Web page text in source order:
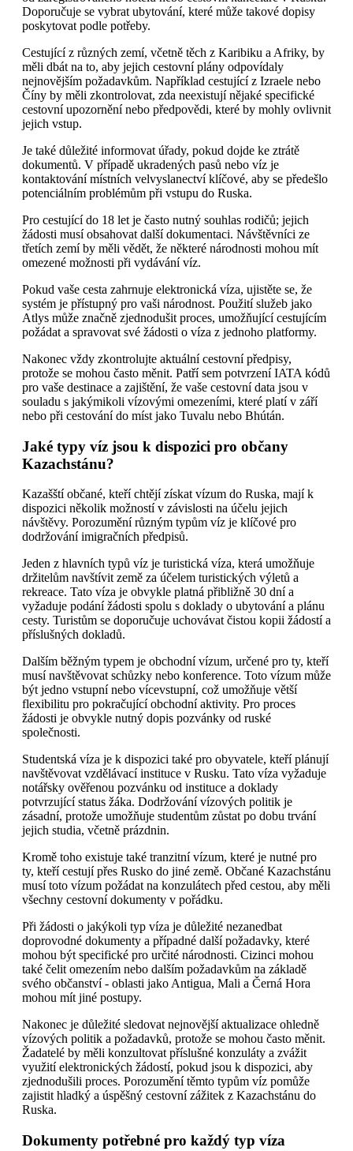
Doporučuje se vybrat ubytování, které může takové dopisy
poskytovat podle potřeby.
Cestující z různých zemí, včetně těch z Karibiku a Afriky, by
měli dbát na to, aby jejich cestovní plány odpovídaly
nejnovějším požadavkům. Například cestující z Izraele nebo
Číny by měli zkontrolovat, zda neexistují nějaké specifické
cestovní upozornění nebo předpovědi, které by mohly ovlivnit
jejich vstup.
Je také důležité informovat úřady, pokud dojde ke ztrátě
dokumentů. V případě ukradených pasů nebo víz je
kontaktování místních velvyslanectví klíčové, aby se předešlo
potenciálním problémům při vstupu do Ruska.
Pro cestující do 18 let je často nutný souhlas rodičů; jejich
žádosti musí obsahovat další dokumentaci. Návštěvníci ze
třetích zemí by měli vědět, že některé národnosti mohou mít
omezené možnosti při vydávání víz.
Pokud vaše cesta zahrnuje elektronická víza, ujistěte se, že
systém je přístupný pro vaši národnost. Použití služeb jako
Atlys může značně zjednodušit proces, umožňující cestujícím
požádat a spravovat své žádosti o víza z jednoho platformy.
Nakonec vždy zkontrolujte aktuální cestovní předpisy,
protože se mohou často měnit. Patří sem potvrzení IATA kódů
pro vaše destinace a zajištění, že vaše cestovní data jsou v
souladu s jakýmikoli vízovými omezeními, které platí v září
nebo při cestování do míst jako Tuvalu nebo Bhútán.
Jaké typy víz jsou k dispozici pro občany
Kazachstánu?
Kazašští občané, kteří chtějí získat vízum do Ruska, mají k
dispozici několik možností v závislosti na účelu jejich
návštěvy. Porozumění různým typům víz je klíčové pro
dodržování imigračních předpisů.
Jeden z hlavních typů víz je turistická víza, která umožňuje
držitelům navštívit země za účelem turistických výletů a
rekreace. Tato víza je obvykle platná přibližně 30 dní a
vyžaduje podání žádosti spolu s doklady o ubytování a plánu
cesty. Turistům se doporučuje uchovávat čistou kopii žádostí a
příslušných dokladů.
Dalším běžným typem je obchodní vízum, určené pro ty, kteří
musí navštěvovat schůzky nebo konference. Toto vízum může
být jedno vstupní nebo vícevstupní, což umožňuje větší
flexibilitu pro pokračující obchodní aktivity. Pro proces
žádosti je obvykle nutný dopis pozvánky od ruské
společnosti.
Studentská víza je k dispozici také pro obyvatele, kteří plánují
navštěvovat vzdělávací instituce v Rusku. Tato víza vyžaduje
notářsky ověřenou pozvánku od instituce a doklady
potvrzující status žáka. Dodržování vízových politik je
zásadní, protože umožňuje studentům zůstat po dobu trvání
jejich studia, včetně prázdnin.
Kromě toho existuje také tranzitní vízum, které je nutné pro
ty, kteří cestují přes Rusko do jiné země. Občané Kazachstánu
musí toto vízum požádat na konzulátech před cestou, aby měli
všechny cestovní dokumenty v pořádku.
Při žádosti o jakýkoli typ víza je důležité nezanedbat
doprovodné dokumenty a případné další požadavky, které
mohou být specifické pro určité národnosti. Cizinci mohou
také čelit omezením nebo dalším požadavkům na základě
svého občanství - oblasti jako Antigua, Mali a Černá Hora
mohou mít jiné postupy.
Nakonec je důležité sledovat nejnovější aktualizace ohledně
vízových politik a požadavků, protože se mohou často měnit.
Žadatelé by měli konzultovat příslušné konzuláty a zvážit
využití elektronických žádostí, pokud jsou k dispozici, aby
zjednodušili proces. Porozumění těmto typům víz pomůže
zajistit hladký a úspěšný cestovní zážitek z Kazachstánu do
Ruska.
Dokumenty potřebné pro každý typ víza